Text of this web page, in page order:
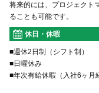
将来的には、プロジェクト
ることも可能です。
休日・休暇
■週休2日制（シフト制）
■日曜休み
■年次有給休暇（入社6ヶ月